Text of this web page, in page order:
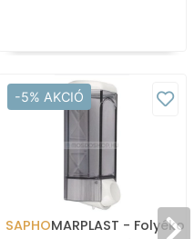
-5% AKCIÓ
SAPHOMARPLAST -